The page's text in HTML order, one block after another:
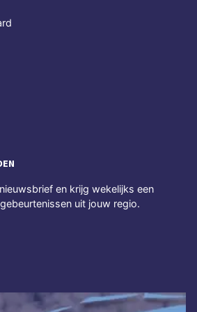
en krijg wekelijks een
uit jouw regio.